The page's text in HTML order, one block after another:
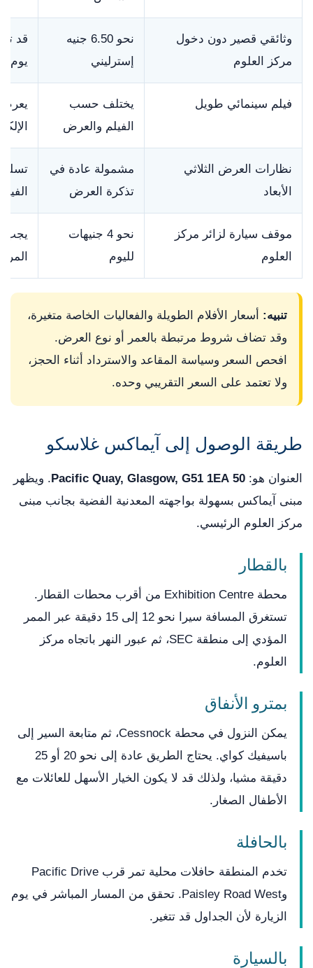
وثائقي قصير دون دخول
مركز العلوم
نحو 6.50 جنيه
إسترليني
قد
يوم
فيلم سينمائي طويل
يختلف حسب
الفيلم والعرض
يعرض
نظارات العرض الثلاثي
الأبعاد
مشمولة عادة في
تذكرة العرض
تسلم
الفيلم
موقف سيارة لزائر مركز
العلوم
نحو 4 جنيهات
لليوم
يجب
تنبيه: أسعار الأفلام الطويلة والفعاليات الخاصة متغيرة،
وقد تضاف شروط مرتبطة بالعمر أو نوع العرض.
افحص السعر وسياسة المقاعد والاسترداد أثناء الحجز،
ولا تعتمد على السعر التقريبي وحده.
طريقة الوصول إلى آيماكس غلاسكو
العنوان هو: 50 Pacific Quay, Glasgow, G51 1EA
. ويظهر
مبنى آيماكس بسهولة بواجهته المعدنية الفضية بجانب مبنى
مركز العلوم الرئيسي.
بالقطار
محطة Exhibition Centre من أقرب محطات القطار.
تستغرق المسافة سيرا نحو 12 إلى 15 دقيقة عبر الممر
المؤدي إلى منطقة SEC، ثم عبور النهر باتجاه مركز
العلوم.
بمترو الأنفاق
يمكن النزول في محطة Cessnock، ثم متابعة السير إلى
باسيفيك كواي. يحتاج الطريق عادة إلى نحو 20 أو 25
دقيقة مشيا، ولذلك قد لا يكون الخيار الأسهل للعائلات مع
الأطفال الصغار.
بالحافلة
تخدم المنطقة حافلات محلية تمر قرب Pacific Drive
وPaisley Road West. تحقق من المسار المباشر في يوم
الزيارة لأن الجداول قد تتغير.
بالسيارة